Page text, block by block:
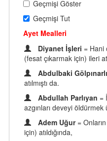
Geçmişi Göster
Geçmişi Tut
Ayet Mealleri
Diyanet İşleri = Hani
(fesat çıkarmak için) ileri
Abdulbaki Gölpınarlı
atılmıştı da.
Abdullah Parlıyan =
azgınları deveyi öldürmek
Adem Uğur =
için) atıldığında,